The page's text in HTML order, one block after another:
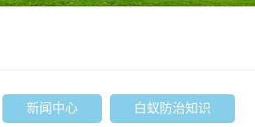
新闻中心 白蚁防治知识